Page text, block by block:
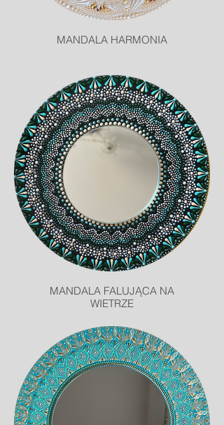
MANDALA HARMONIA
MANDALA FALUJĄCA NA
WIETRZE